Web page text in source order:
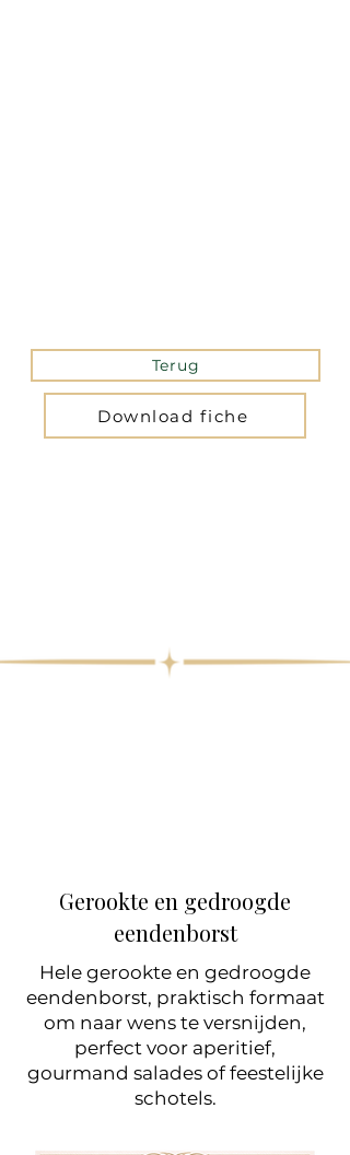
Terug
Download fiche
Gerookte en gedroogde
eendenborst
Hele gerookte en gedroogde
eendenborst, praktisch formaat
om naar wens te versnijden,
perfect voor aperitief,
gourmand salades of feestelijke
schotels.